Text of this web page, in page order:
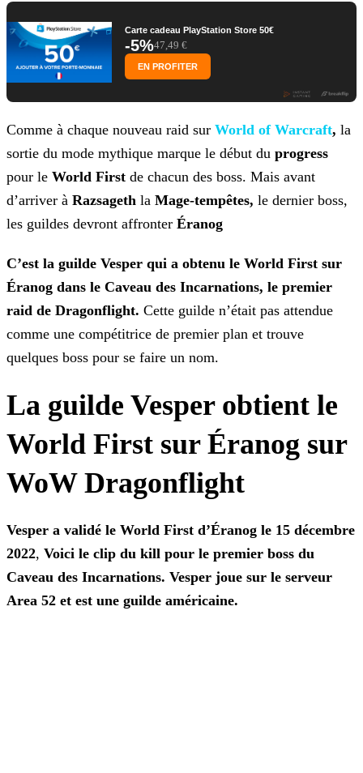
Carte cadeau PlayStation Store 50€
-5%47,49 €
EN PROFITER
Comme à chaque nouveau raid sur World of Warcraft, la
sortie du mode mythique marque le début du progress
pour le World First de chacun des boss. Mais avant
d’arriver à Razsageth la Mage-tempêtes, le dernier boss,
les guildes devront affronter Éranog
C’est la guilde Vesper qui a obtenu le World First sur
Éranog dans le Caveau des Incarnations, le premier
raid de Dragonflight. Cette guilde n’était pas attendue
comme une compétitrice de premier plan et trouve
quelques boss pour se faire un nom.
La guilde Vesper obtient le
World First sur Éranog sur
WoW Dragonflight
Vesper a validé le World First d’Éranog le 15 décembre
2022, Voici le clip du kill pour le premier boss du
Caveau des Incarnations. Vesper joue sur le serveur
Area 52 et est une guilde américaine.